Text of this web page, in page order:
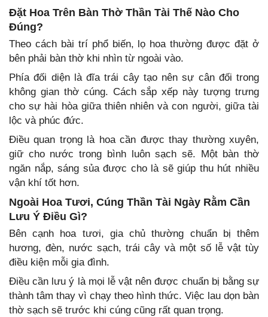
Đặt Hoa Trên Bàn Thờ Thần Tài Thế Nào Cho
Đúng?
Theo cách bài trí phổ biến, lọ hoa thường được đặt ở
bên phải bàn thờ khi nhìn từ ngoài vào.
Phía đối diện là đĩa trái cây tạo nên sự cân đối trong
không gian thờ cúng. Cách sắp xếp này tượng trưng
cho sự hài hòa giữa thiên nhiên và con người, giữa tài
lộc và phúc đức.
Điều quan trọng là hoa cần được thay thường xuyên,
giữ cho nước trong bình luôn sạch sẽ. Một bàn thờ
ngăn nắp, sáng sủa được cho là sẽ giúp thu hút nhiều
vận khí tốt hơn.
Ngoài Hoa Tươi, Cúng Thần Tài Ngày Rằm Cần
Lưu Ý Điều Gì?
Bên cạnh hoa tươi, gia chủ thường chuẩn bị thêm
hương, đèn, nước sạch, trái cây và một số lễ vật tùy
điều kiện mỗi gia đình.
Điều cần lưu ý là mọi lễ vật nên được chuẩn bị bằng sự
thành tâm thay vì chạy theo hình thức. Việc lau dọn bàn
thờ sạch sẽ trước khi cúng cũng rất quan trọng.